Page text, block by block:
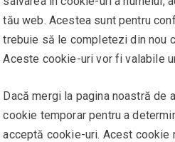
tău web. Acestea sunt pentru
trebuie să le completezi din nou
Aceste cookie-uri vor fi valabile
Dacă mergi la pagina noastră de
cookie temporar pentru a
acceptă cookie-uri. Acest cookie